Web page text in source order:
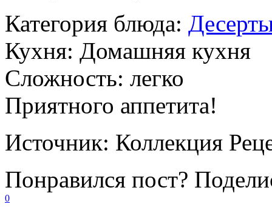
Категория блюда:
Кухня: Домашняя кухня
Сложность: легко
Приятного аппетита!
Источник: Коллекция
Понравился пост?
0